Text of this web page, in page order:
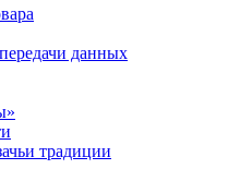
данных
традиции